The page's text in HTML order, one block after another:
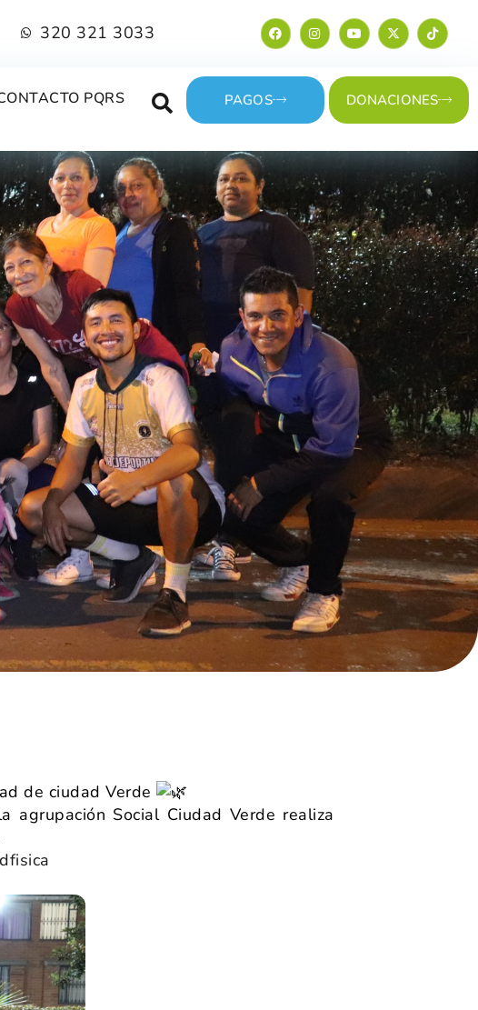
320 321 3033
PQRS PAGOS DONACIONES
de ciudad Verde
Social Ciudad Verde realiza